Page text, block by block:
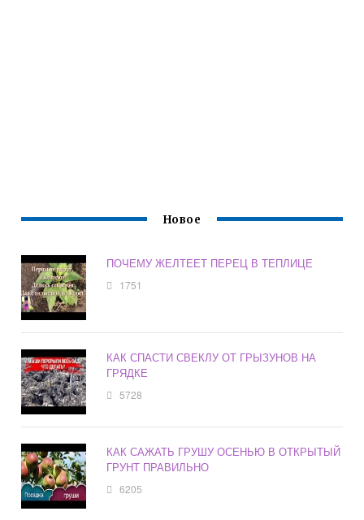
Новое
ПОЧЕМУ ЖЕЛТЕЕТ ПЕРЕЦ В ТЕПЛИЦЕ
1751
КАК СПАСТИ СВЕКЛУ ОТ ГРЫЗУНОВ НА
ГРЯДКЕ
5728
КАК САЖАТЬ ГРУШУ ОСЕНЬЮ В ОТКРЫТЫЙ
ГРУНТ ПРАВИЛЬНО
6205